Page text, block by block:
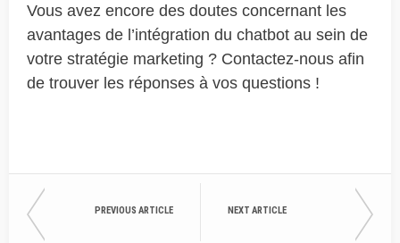
Vous avez encore des doutes concernant les
avantages de l’intégration du chatbot au sein de
votre stratégie marketing ? Contactez-nous afin
de trouver les réponses à vos questions !
PREVIOUS ARTICLE NEXT ARTICLE